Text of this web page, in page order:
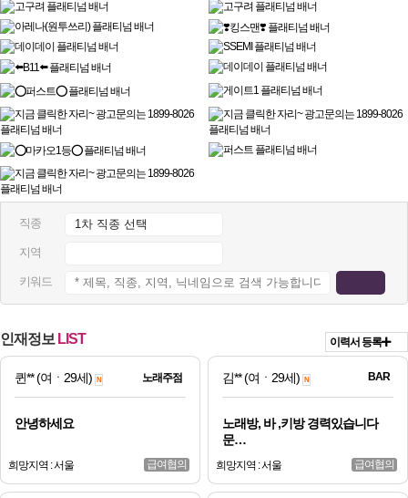
직종
지역
키워드
인재정보 LIST 이력서 등록
퀸**(여ㆍ29세) 노래주점
N
안녕하세요
희망지역 : 서울 급여협의
김**(여ㆍ29세) BAR
N
노래방, 바 ,키방 경력있습니다
문…
희망지역 : 서울 급여협의